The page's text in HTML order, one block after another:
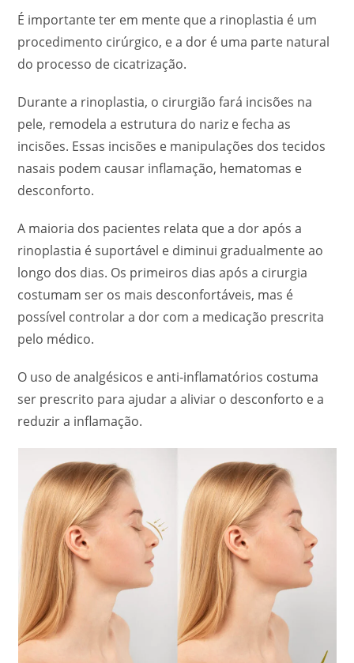
É importante ter em mente que a rinoplastia é um
procedimento cirúrgico, e a dor é uma parte natural
do processo de cicatrização.
Durante a rinoplastia, o cirurgião fará incisões na
pele, remodela a estrutura do nariz e fecha as
incisões. Essas incisões e manipulações dos tecidos
nasais podem causar inflamação, hematomas e
desconforto.
A maioria dos pacientes relata que a dor após a
rinoplastia é suportável e diminui gradualmente ao
longo dos dias. Os primeiros dias após a cirurgia
costumam ser os mais desconfortáveis, mas é
possível controlar a dor com a medicação prescrita
pelo médico.
O uso de analgésicos e anti-inflamatórios costuma
ser prescrito para ajudar a aliviar o desconforto e a
reduzir a inflamação.